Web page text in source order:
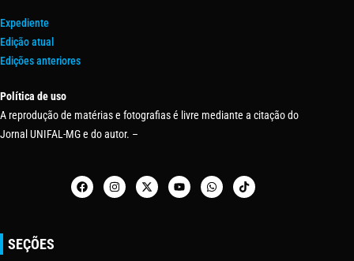
Expediente
Edição atual
Edições anteriores
Política de uso
A reprodução de matérias e fotografias é livre mediante a citação do
Jornal UNIFAL-MG e do autor. –
SEÇÕES